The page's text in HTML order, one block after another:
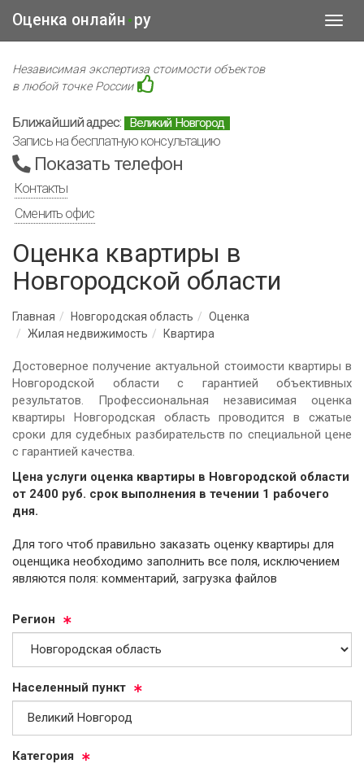
Оценка онлайн • ру
Независимая экспертиза стоимости объектов
в любой точке России
Ближайший адрес: Великий Новгород
Запись на бесплатную консультацию
Показать телефон
Контакты
Сменить офис
Оценка квартиры в
Новгородской области
Главная Новгородская область
Оценка
Жилая недвижимость
Квартира
Достоверное получение актуальной стоимости квартиры в
Новгородской области с гарантией объективных
результатов. Профессиональная независимая оценка
квартиры Новгородская область проводится в сжатые
сроки для судебных разбирательств по специальной цене
с гарантией качества.
Цена услуги оценка квартиры в Новгородской области
от 2400 руб. cрок выполнения в течении 1 рабочего
дня.
Для того чтоб правильно заказать оценку квартиры для
оценщика необходимо заполнить все поля, исключением
являются поля: комментарий, загрузка файлов
Ре­ги­он
На­се­лен­ный пункт
Ка­те­го­рия